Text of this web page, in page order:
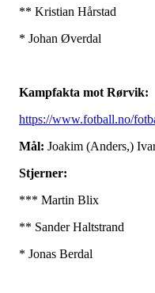
** Kristian Hårstad
* Johan Øverdal
Kampfakta mot Rørvik:
https://www.fotball.no/
Mål: Joakim (Anders,)
Stjerner:
*** Martin Blix
** Sander Haltstrand
* Jonas Berdal